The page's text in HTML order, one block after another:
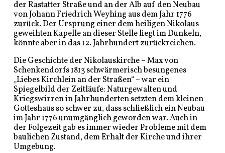
der Rastatter Straße und an der Alb auf den Neubau
von Johann Friedrich Weyhing aus dem Jahr 1776
zurück. Der Ursprung einer dem heiligen Nikolaus
geweihten Kapelle an dieser Stelle liegt im Dunkeln,
könnte aber in das 12. Jahrhundert zurückreichen.
Die Geschichte der Nikolauskirche – Max von
Schenkendorfs 1813 schwärmerisch besungenes
„Liebes Kirchlein an der Straßen“ – war ein
Spiegelbild der Zeitläufe: Naturgewalten und
Kriegswirren in Jahrhunderten setzten dem kleinen
Gotteshaus so schwer zu, dass schließlich ein Neubau
im Jahr 1776 unumgänglich geworden war. Auch in
der Folgezeit gab es immer wieder Probleme mit dem
baulichen Zustand, dem Erhalt der Kirche und ihrer
Umgebung.